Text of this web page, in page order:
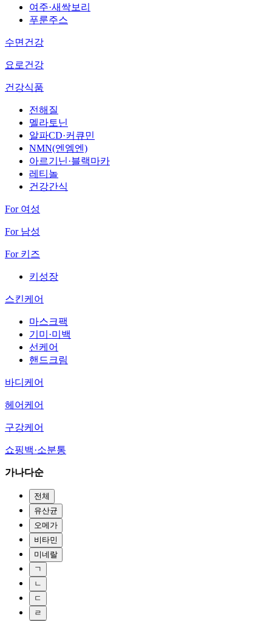
여주·새싹보리
푸룬주스
수면건강
요로건강
건강식품
전해질
멜라토닌
알파CD·커큐민
NMN(엔엠엔)
아르기닌·블랙마카
레티놀
건강간식
For 여성
For 남성
For 키즈
키성장
스킨케어
마스크팩
기미·미백
선케어
핸드크림
바디케어
헤어케어
구강케어
쇼핑백·소분통
가나다순
전체
유산균
오메가
비타민
미네랄
ㄱ
ㄴ
ㄷ
ㄹ